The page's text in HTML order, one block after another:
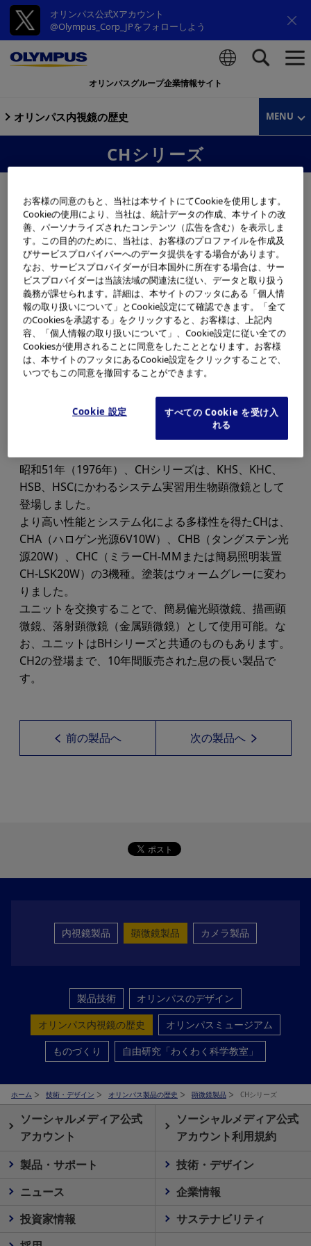
オリンパス公式Xアカウント
@Olympus_Corp_JPをフォローしよう
オリンパスグループ企業情報サイト
オリンパス内視鏡の歴史 MENU
CHシリーズ
昭和51年（1976年）、CHシリーズは、KHS、KHC、
HSB、HSCにかわるシステム実習用生物顕微鏡として
登場しました。
より高い性能とシステム化による多様性を得たCHは、
CHA（ハロゲン光源6V10W）、CHB（タングステン光
源20W）、CHC（ミラーCH-MMまたは簡易照明装置
CH-LSK20W）の3機種。塗装はウォームグレーに変わ
りました。
ユニットを交換することで、簡易偏光顕微鏡、描画顕
微鏡、落射顕微鏡（金属顕微鏡）として使用可能。な
お、ユニットはBHシリーズと共通のものもあります。
CH2の登場まで、10年間販売された息の長い製品で
す。
前の製品へ 次の製品へ
内視鏡製品 顕微鏡製品 カメラ製品
製品技術
オリンパスのデザイン
オリンパス内視鏡の歴史
オリンパスミュージアム
ものづくり
自由研究「わくわく科学教室」
ホーム 技術・デザイン オリンパス製品の歴史 顕微鏡製品 CHシリーズ
ソーシャルメディア公式
アカウント
ソーシャルメディア公式
アカウント利用規約
製品・サポート
技術・デザイン
ニュース
企業情報
投資家情報
サステナビリティ
お客様の同意のもと、当社は本サイトにてCookieを使用します。
Cookieの使用により、当社は、統計データの作成、本サイトの改
善、パーソナライズされたコンテンツ（広告を含む）を表示しま
す。この目的のために、当社は、お客様のプロファイルを作成及
びサービスプロバイバーへのデータ提供をする場合があります。
なお、サービスプロバイダーが日本国外に所在する場合は、サー
ビスプロバイダーは当該法域の関連法に従い、データと取り扱う
義務が課せられます。詳細は、本サイトのフッタにある「個人情
報の取り扱いについて」とCookie設定にて確認できます。「全て
のCookiesを承認する」をクリックすると、お客様は、上記内
容、「個人情報の取り扱いについて」、Cookie設定に従い全ての
Cookiesが使用されることに同意をしたこととなります。お客様
は、本サイトのフッタにあるCookie設定をクリックすることで、
いつでもこの同意を撤回することができます。
Cookie 設定
すべての Cookie を受け入
れる